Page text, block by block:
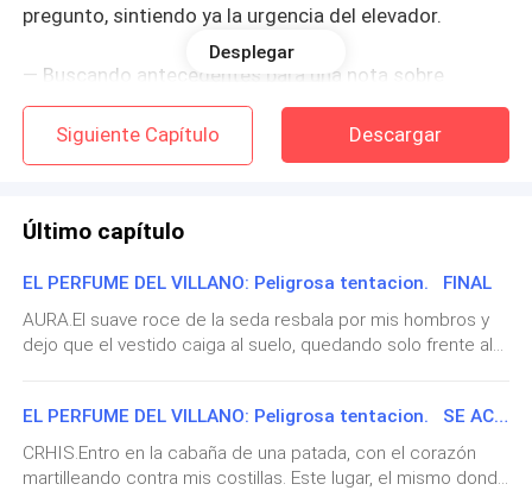
pregunto, sintiendo ya la urgencia del elevador.
— Buscando antecedentes para una nota sobre
corrupción municipal. Ya sabes, lo de siempre: tratar
de exponer la podredumbre sin ser expuesta en el
proceso. —Su risa es un poco demasiado alta.
Llegamos a la pared de espejos donde brillan las
indicador numérico sube con lentitud tortuosa.
— ¿Y qué tal va Lyam? —pregunta Chloe, girándose
cambiar de tema—. ¿Ya te propuso el viaje a las islas?
Suelto un suspiro, recordando la calma predecible de
Desplegar
Siguiente Capítulo Descargar
Último capítulo
EL PERFUME DEL VILLANO: Peligrosa tentacion. FINAL
AURA.El suave roce de la seda resbala por mis hombros y
dejo que el vestido caiga al suelo, quedando solo frente al
late dentro de mí. De repente, siento un calor conocido que
me envuelve; el aroma de Christopher inunda mis sentidos
antes de sentir sus brazos rodeándome desde atrás.Sus
manos, grandes y cálidas, viajan directamente hacia mi
EL PERFUME DEL VILLANO: Peligrosa tentacion. SE ACABO TODO
CRHIS.Entro en la cabaña de una patada, con el corazón
martilleando contra mis costillas. Este lugar, el mismo donde